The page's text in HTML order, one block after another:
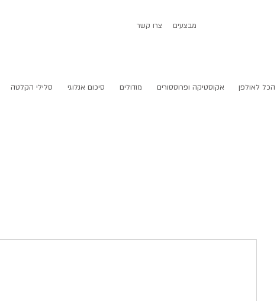
צרו קשר מבצעים
סלילי הקלטה סיכום אנלוגי מודולים אקוסטיקה ופרוססורים הכל לאולפן